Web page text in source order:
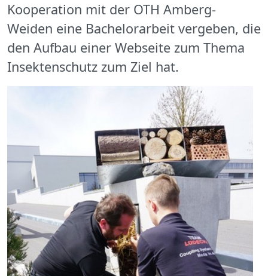
Kooperation mit der OTH Amberg-
Weiden eine Bachelorarbeit vergeben, die
den Aufbau einer Webseite zum Thema
Insektenschutz zum Ziel hat.